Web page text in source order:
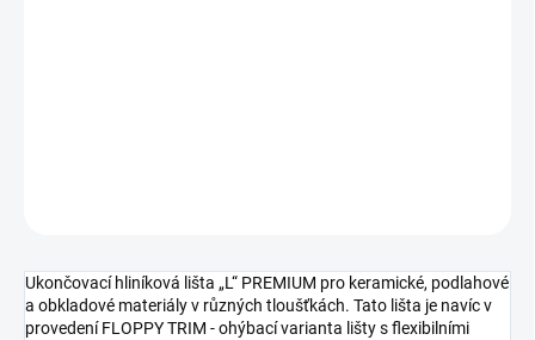
Ukončovací hliníková lišta „L“ PREMIUM pro keramické, podlahové
a obkladové materiály v různých tloušťkách. Tato lišta je navíc v
provedení FLOPPY TRIM - ohýbací varianta lišty s flexibilními